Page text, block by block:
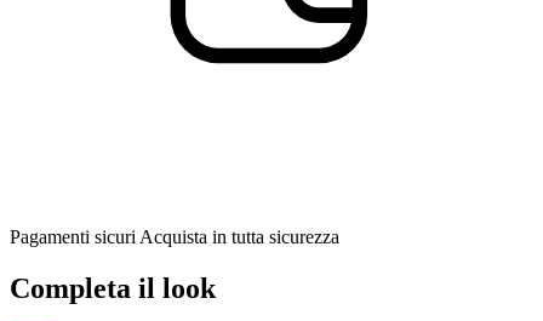
Pagamenti sicuriAcquista in tutta sicurezza
Completa il look